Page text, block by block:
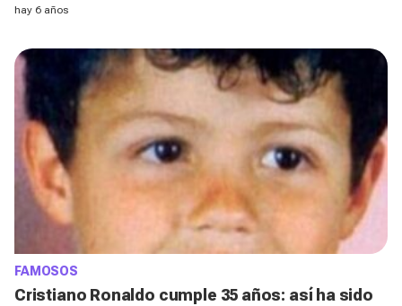
hay 6 años
FAMOSOS
Cristiano Ronaldo cumple 35 años: así ha sido